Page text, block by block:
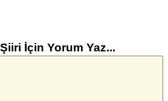
Şiiri İçin Yorum Yaz...